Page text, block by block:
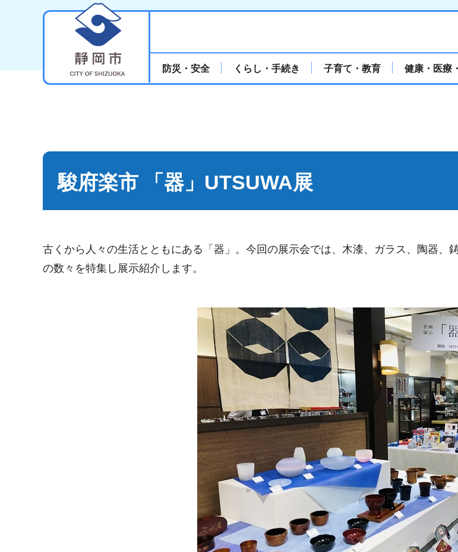
防災・安全 くらし・手続き 子育て・教育 健康・医療
駿府楽市 「器」UTSUWA展
古くから人々の生活とともにある「器」。今回の展示会では、木漆、ガラス、陶器
の数々を特集し展示紹介します。